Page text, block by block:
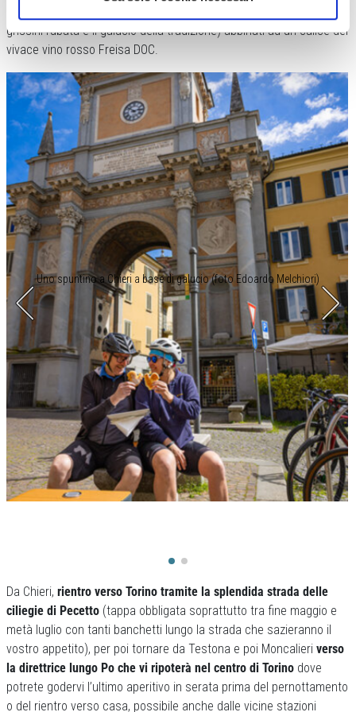
grissini rubatà e il galucio della tradizione) abbinati ad un calice del
vivace vino rosso Freisa DOC.
Uno spuntino a Chieri a base di galucio (foto Edoardo Melchiori)
Da Chieri, rientro verso Torino tramite la splendida strada delle
ciliegie di Pecetto (tappa obbligata soprattutto tra fine maggio e
metà luglio con tanti banchetti lungo la strada che sazieranno il
vostro appetito), per poi tornare da Testona e poi Moncalieri verso
la direttrice lungo Po che vi ripoterà nel centro di Torino dove
potrete godervi l’ultimo aperitivo in serata prima del pernottamento
o del rientro verso casa, possibile anche dalle vicine stazioni